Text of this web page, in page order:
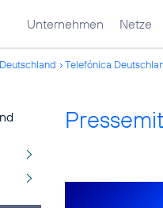
Unternehmen Netze
Telefónica